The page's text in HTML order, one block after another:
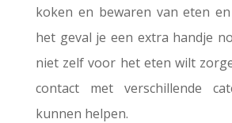
koken en bewaren van eten
het geval je een extra handje
niet zelf voor het eten wilt
contact met verschillende
kunnen helpen.